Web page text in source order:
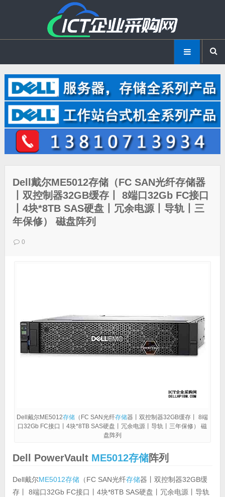
Dell戴尔ME5012存储（FC SAN光纤存储器
丨双控制器32GB缓存丨 8端口32Gb FC接口
丨4块*8TB SAS硬盘丨冗余电源丨导轨丨三
年保修） 磁盘阵列
0
Dell戴尔ME5012存储 （FC SAN光纤存储器丨双控制器32GB缓存丨 8端
口32Gb FC接口丨4块*8TB SAS硬盘丨冗余电源丨导轨丨三年保修） 磁
盘阵列
Dell PowerVault ME5012存储阵列
Dell戴尔ME5012存储（FC SAN光纤存储器丨双控制器32GB缓
存丨 8端口32Gb FC接口丨4块*8TB SAS硬盘丨冗余电源丨导轨